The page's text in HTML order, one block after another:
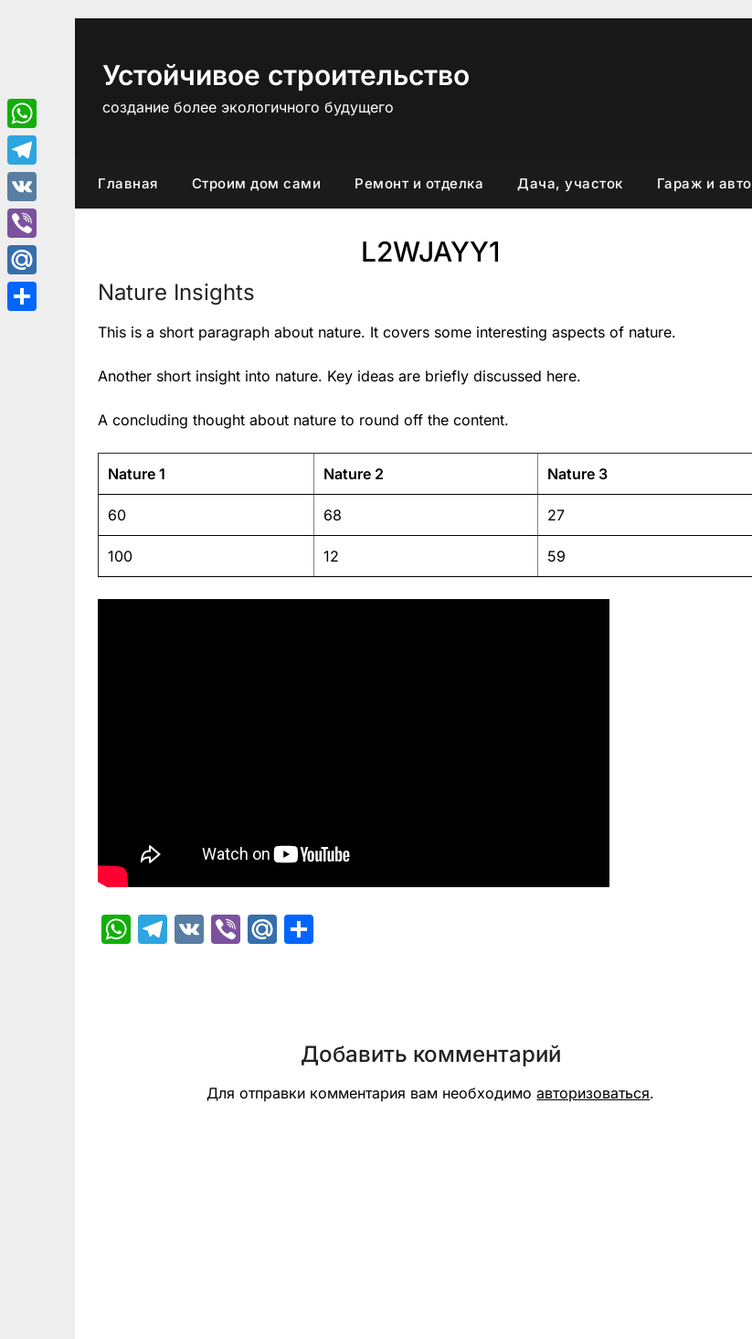
Устойчивое строительство
создание более экологичного будущего
Главная Строим дом сами Ремонт и отделка Дача, участок Гараж и авто
L2WJAYY1
Nature Insights
This is a short paragraph about nature. It covers some interesting aspects of nature.
Another short insight into nature. Key ideas are briefly discussed here.
A concluding thought about nature to round off the content.
Nature 1 Nature 2 Nature 3
60 68 27
100 12 59
WhatsApp
Telegram
VK ViberMail.Ru
Добавить комментарий
Для отправки комментария вам необходимоавторизоваться.
WhatsApp
Telegram
VK
Viber
Mail.Ru